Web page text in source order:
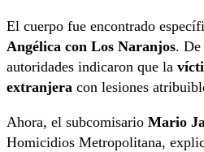
El cuerpo fue encontrado
Angélica con Los Naranjos. De
autoridades indicaron que la
extranjera con lesiones
Ahora, el subcomisario Mario
Homicidios Metropolitana,